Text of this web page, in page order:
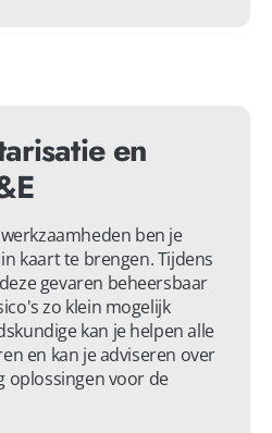
en
ben je
kaart te brengen. Tijdens
gevaren beheersbaar
zo klein mogelijk
kan je helpen alle
en kan je adviseren over
oplossingen voor de